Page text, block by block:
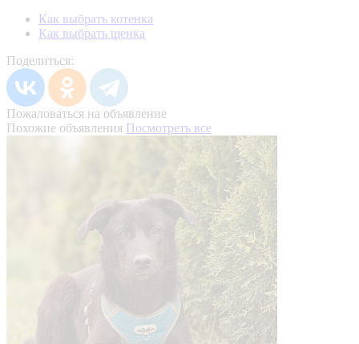
Как выбрать котенка
Как выбрать щенка
Поделиться:
Пожаловаться на объявление
Похожие объявления Посмотреть все